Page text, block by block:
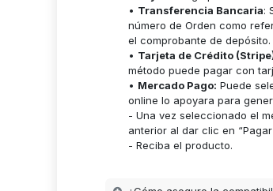
• Transferencia Bancaria:
número de Orden como
el comprobante de depósito.
• Tarjeta de Crédito
método puede pagar con
• Mercado Pago: Puede
online lo apoyara para
- Una vez seleccionado el
anterior al dar clic en “Pagar
- Reciba el producto.